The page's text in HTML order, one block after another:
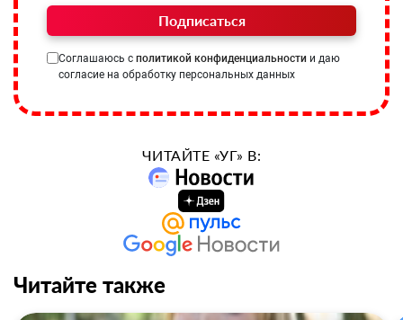
Подписаться
Соглашаюсь с политикой конфиденциальности и даю
согласие на обработку персональных данных
ЧИТАЙТЕ «УГ» В:
Читайте также